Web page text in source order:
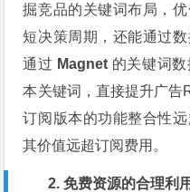
掘竞品的关键词布局，
短决策周期，还能通过
通过 Magnet 的关键词
本关键词，直接提升广告
订阅版本的功能整合性
其价值远超订阅费用。
2. 免费资源的合理利